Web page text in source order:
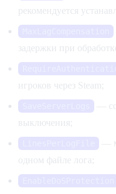
рекомендуется
задержки при
игроков через Steam;
—
выключения;
—
одном файле лога;